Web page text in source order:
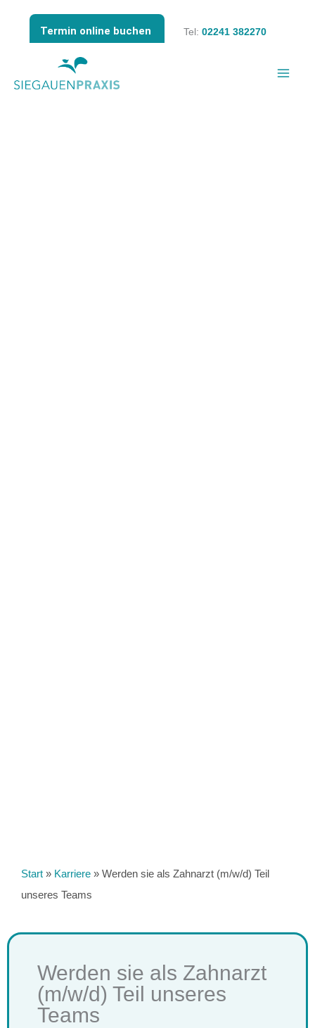
Termin online buchen Tel:02241 382270
Start » Karriere » Werden sie als Zahnarzt (m/w/d) Teil
unseres Teams
Werden sie als Zahnarzt
(m/w/d) Teil unseres
Teams